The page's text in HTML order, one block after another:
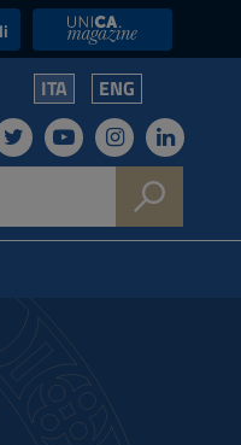
UniCA News
ITA ENG